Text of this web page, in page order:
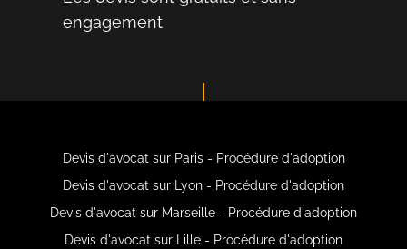
engagement
Devis d'avocat sur Paris - Procédure d'adoption
Devis d'avocat sur Lyon - Procédure d'adoption
Devis d'avocat sur Marseille - Procédure d'adoption
Devis d'avocat sur Lille - Procédure d'adoption